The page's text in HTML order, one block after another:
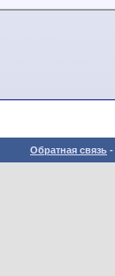
Обратная связь -